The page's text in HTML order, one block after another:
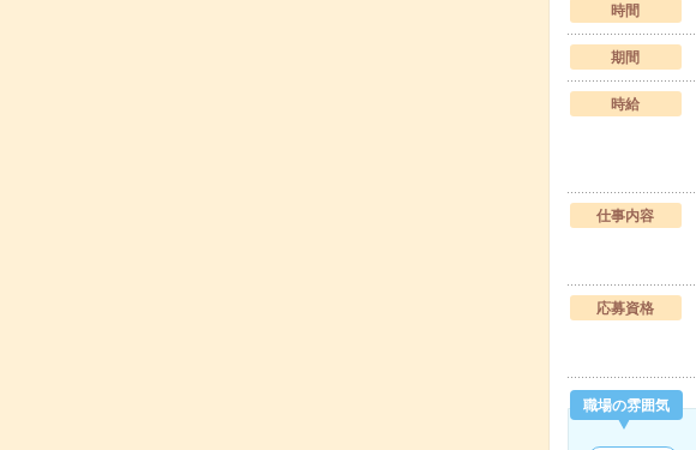
時間
期間
時給
仕事内容
応募資格
職場の雰囲気